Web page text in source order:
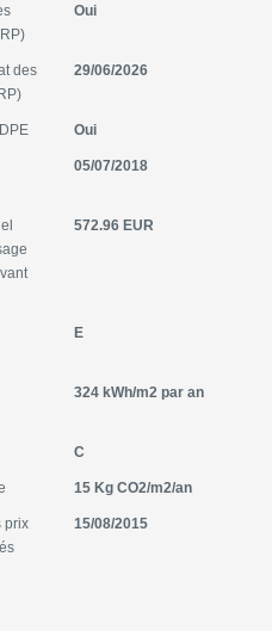
Oui
des
29/06/2026
Oui
05/07/2018
572.96 EUR
E
324 kWh/m2 par an
C
15 Kg CO2/m2/an
prix
15/08/2015